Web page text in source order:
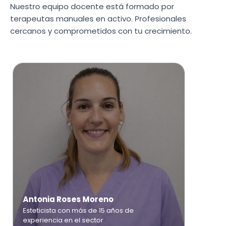
Nuestro equipo docente está formado por
terapeutas manuales en activo. Profesionales
cercanos y comprometidos con tu crecimiento.
Antonia Roses Moreno
Esteticista con más de 15 años de
experiencia en el sector